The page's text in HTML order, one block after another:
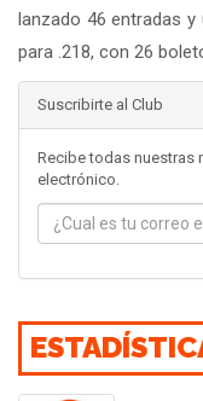
lanzado 46 entradas
para .218, con 26
Suscribirte al Club
Recibe todas nuestras
electrónico.